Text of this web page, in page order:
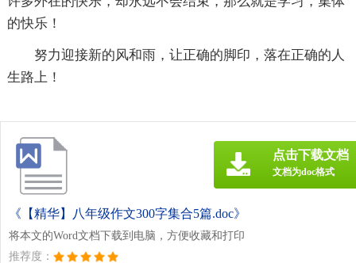
的快乐！
努力迎接新的风和雨，让正确的脚印，落在正确的人
生路上！
《【精华】八年级作文300字集合5篇.doc》
将本文的Word文档下载到电脑，方便收藏和打印
推荐度：
点击下载文档
文档为doc格式